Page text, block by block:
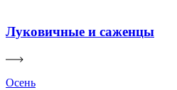
Луковичные и саженцы
Осень